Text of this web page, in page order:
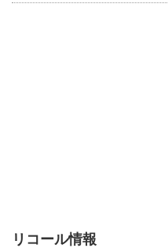
リコール情報